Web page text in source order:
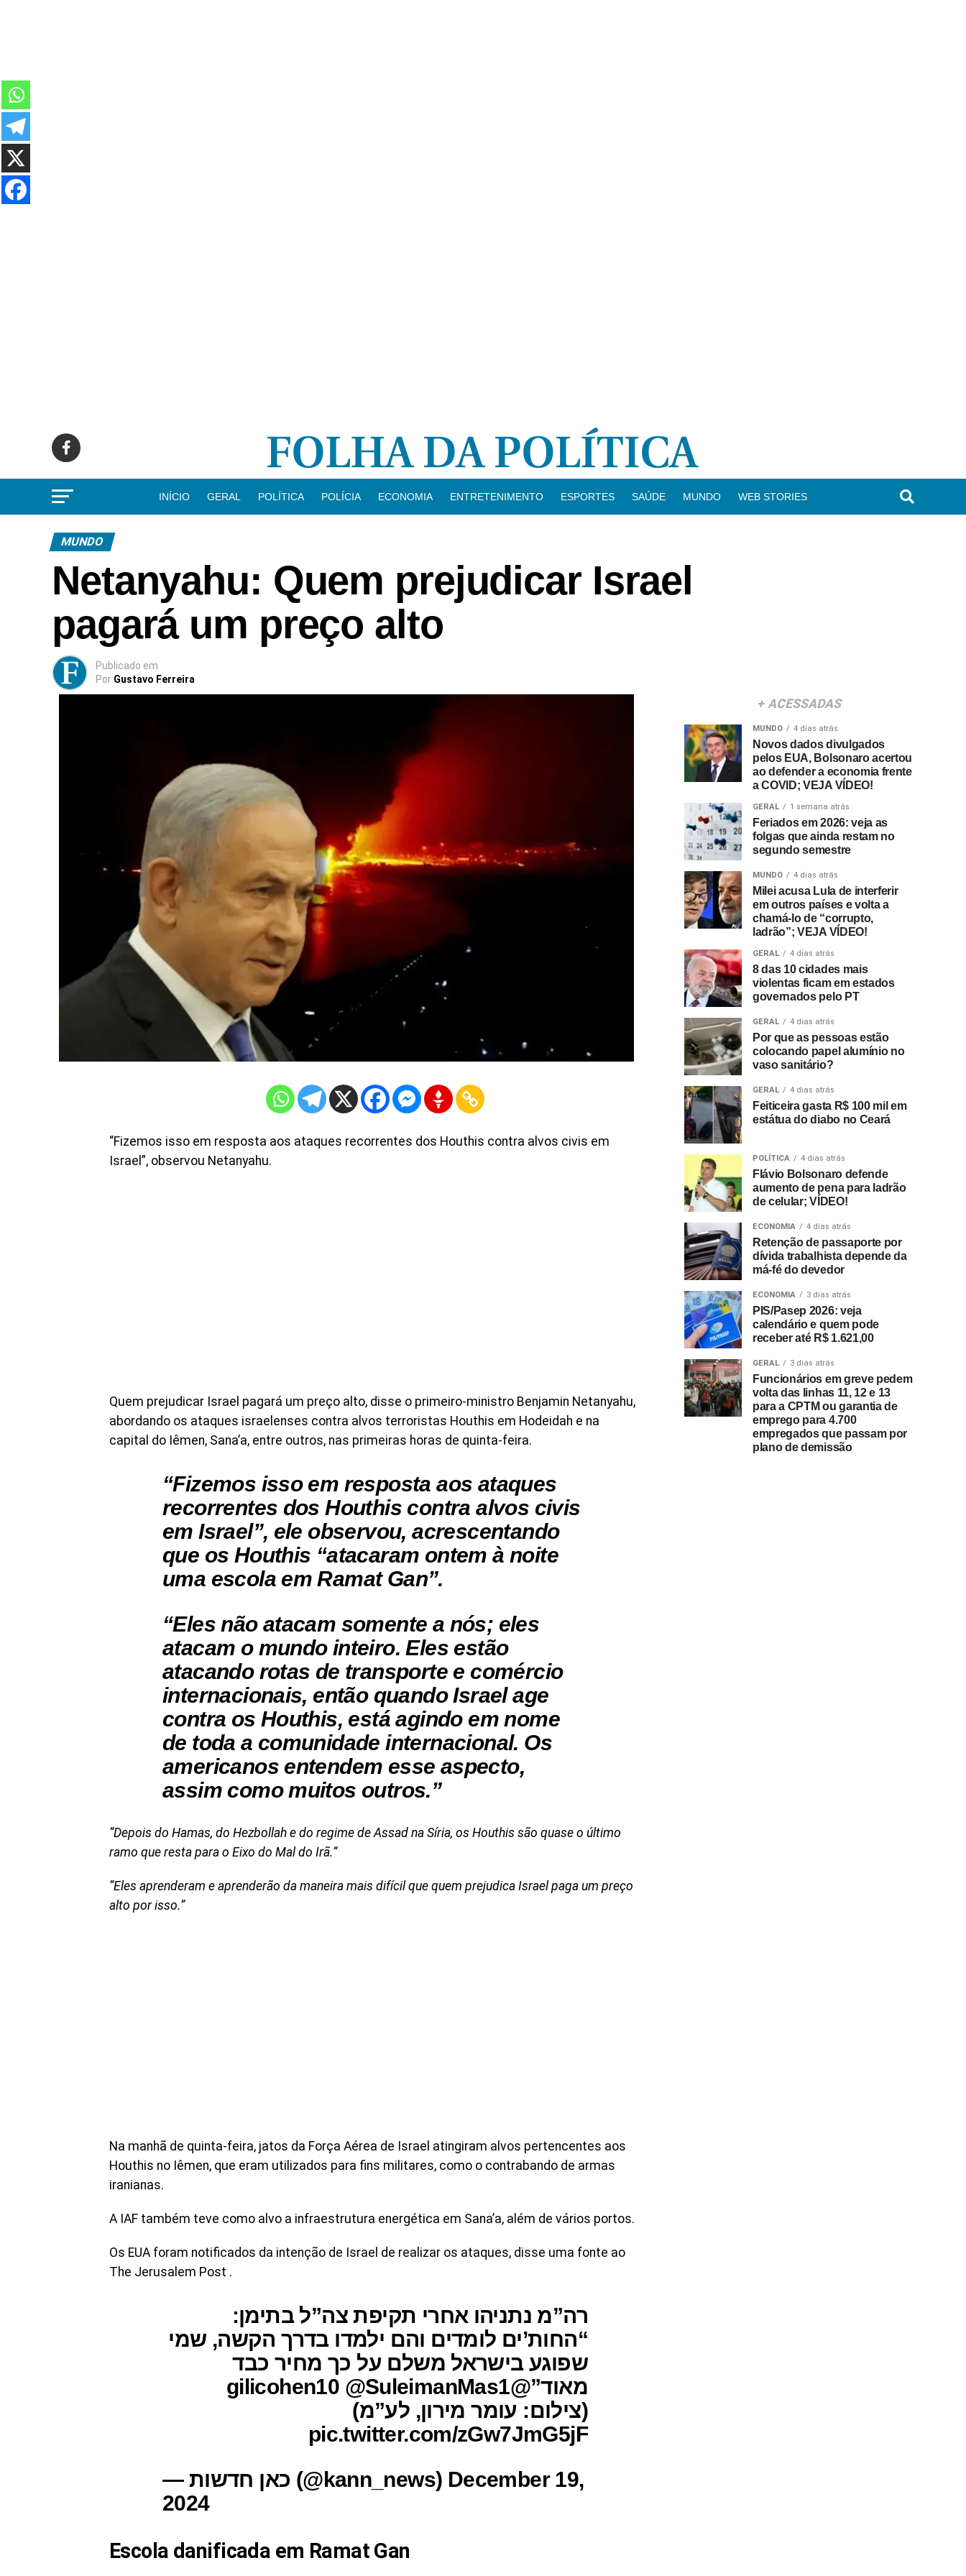
INÍCIO GERAL POLÍTICA POLÍCIA ECONOMIA ENTRETENIMENTO ESPORTES SAÚDE MUNDO WEB STORIES
MUNDO
Netanyahu: Quem prejudicar Israel
pagará um preço alto
Publicado em
Por Gustavo Ferreira
“Fizemos isso em resposta aos ataques recorrentes dos Houthis contra alvos civis em
Israel”, observou Netanyahu.
Quem prejudicar Israel pagará um preço alto, disse o primeiro-ministro Benjamin Netanyahu,
abordando os ataques israelenses contra alvos terroristas Houthis em Hodeidah e na
capital do Iêmen, Sana’a, entre outros, nas primeiras horas de quinta-feira.
“Fizemos isso em resposta aos ataques
recorrentes dos Houthis contra alvos civis
em Israel”, ele observou, acrescentando
que os Houthis “atacaram ontem à noite
uma escola em Ramat Gan”.
“Eles não atacam somente a nós; eles
atacam o mundo inteiro. Eles estão
atacando rotas de transporte e comércio
internacionais, então quando Israel age
contra os Houthis, está agindo em nome
de toda a comunidade internacional. Os
americanos entendem esse aspecto,
assim como muitos outros.”
“Depois do Hamas, do Hezbollah e do regime de Assad na Síria, os Houthis são quase o último
ramo que resta para o Eixo do Mal do Irã.”
“Eles aprenderam e aprenderão da maneira mais difícil que quem prejudica Israel paga um preço
alto por isso.”
Na manhã de quinta-feira, jatos da Força Aérea de Israel atingiram alvos pertencentes aos
Houthis no Iêmen, que eram utilizados para fins militares, como o contrabando de armas
iranianas.
A IAF também teve como alvo a infraestrutura energética em Sana’a, além de vários portos.
Os EUA foram notificados da intenção de Israel de realizar os ataques, disse uma fonte ao
The Jerusalem Post .
רה”מ נתניהו אחרי תקיפת צה”ל בתימן:
“החות’ים לומדים והם ילמדו בדרך הקשה, שמי
שפוגע בישראל משלם על כך מחיר כבד
מאוד”@gilicohen10 @SuleimanMas1
(צילום: עומר מירון, לע”מ)
pic.twitter.com/zGw7JmG5jF
— כאן חדשות (@kann_news) December 19,
2024
Escola danificada em Ramat Gan
+ ACESSADAS
MUNDO 4 dias atrás
Novos dados divulgados
pelos EUA, Bolsonaro acertou
ao defender a economia frente
a COVID; VEJA VÍDEO!
GERAL 1 semana atrás
Feriados em 2026: veja as
folgas que ainda restam no
segundo semestre
MUNDO 4 dias atrás
Milei acusa Lula de interferir
em outros países e volta a
chamá-lo de “corrupto,
ladrão”; VEJA VÍDEO!
GERAL 4 dias atrás
8 das 10 cidades mais
violentas ficam em estados
governados pelo PT
GERAL 4 dias atrás
Por que as pessoas estão
colocando papel alumínio no
vaso sanitário?
GERAL 4 dias atrás
Feiticeira gasta R$ 100 mil em
estátua do diabo no Ceará
POLÍTICA 4 dias atrás
Flávio Bolsonaro defende
aumento de pena para ladrão
de celular; VÍDEO!
ECONOMIA 4 dias atrás
Retenção de passaporte por
dívida trabalhista depende da
má-fé do devedor
ECONOMIA 3 dias atrás
PIS/Pasep 2026: veja
calendário e quem pode
receber até R$ 1.621,00
GERAL 3 dias atrás
Funcionários em greve pedem
volta das linhas 11, 12 e 13
para a CPTM ou garantia de
emprego para 4.700
empregados que passam por
plano de demissão